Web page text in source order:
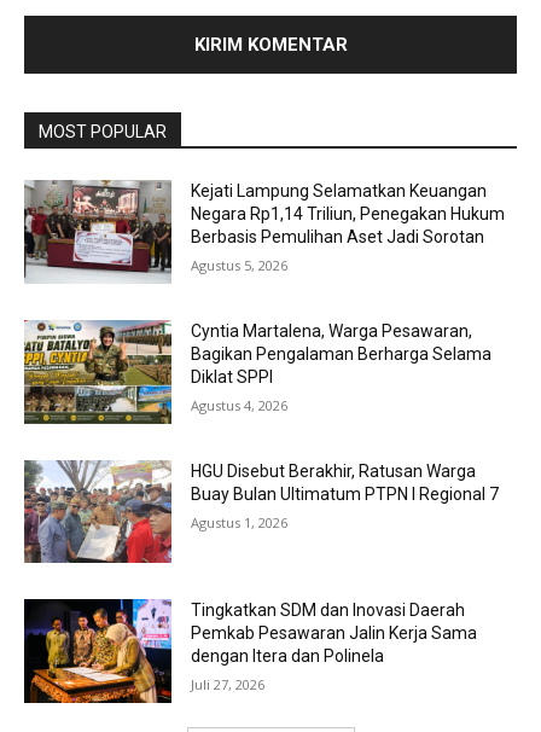
MOST POPULAR
Kejati Lampung Selamatkan Keuangan
Negara Rp1,14 Triliun, Penegakan Hukum
Berbasis Pemulihan Aset Jadi Sorotan
Agustus 5, 2026
Cyntia Martalena, Warga Pesawaran,
Bagikan Pengalaman Berharga Selama
Diklat SPPI
Agustus 4, 2026
HGU Disebut Berakhir, Ratusan Warga
Buay Bulan Ultimatum PTPN I Regional 7
Agustus 1, 2026
Tingkatkan SDM dan Inovasi Daerah
Pemkab Pesawaran Jalin Kerja Sama
dengan Itera dan Polinela
Juli 27, 2026